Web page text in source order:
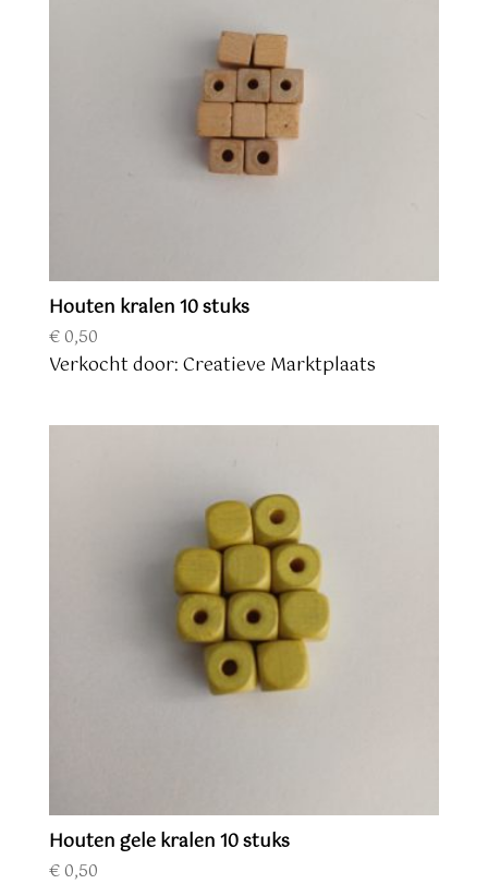
Houten kralen 10 stuks
€0,50
Verkocht door: Creatieve Marktplaats
Houten gele kralen 10 stuks
€0,50